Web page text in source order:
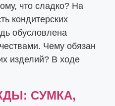
что сладко? На
кондитерских
обусловлена
Чему обязан
изделий? В ходе
СУМКА,